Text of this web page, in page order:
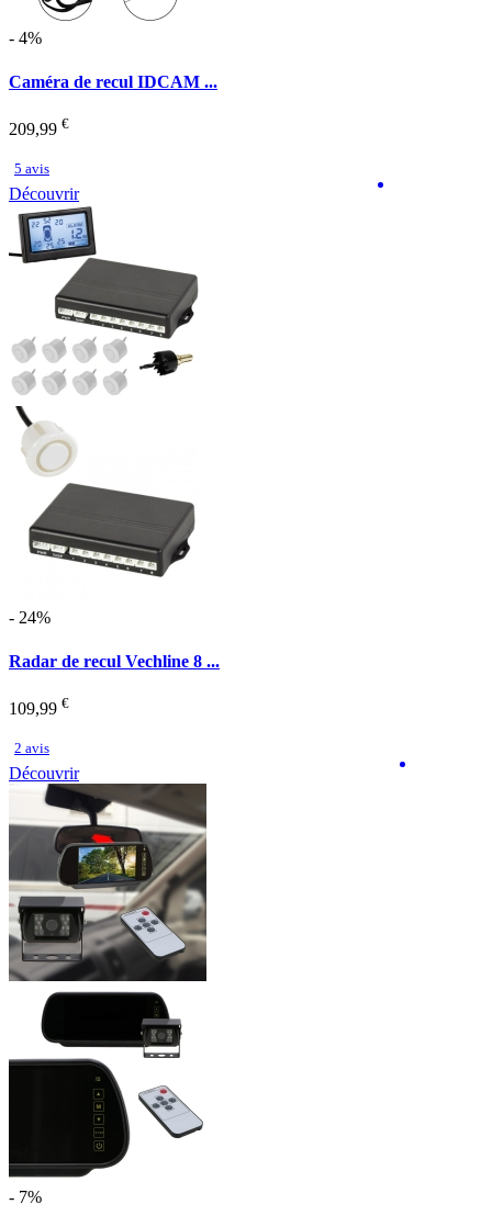
- 4%
Caméra de recul IDCAM ...
209,99 €
5 avis
Découvrir
- 24%
Radar de recul Vechline 8 ...
109,99 €
2 avis
Découvrir
- 7%